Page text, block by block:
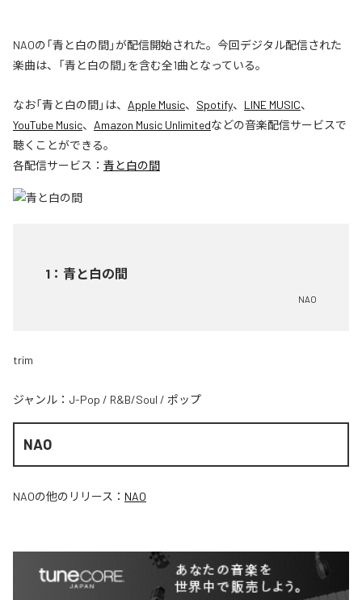
NAOの「青と白の間」が配信開始された。今回デジタル配信された
楽曲は、「青と白の間」を含む全1曲となっている。
なお「青と白の間」は、 Apple Music、 Spotify、 LINE MUSIC、
YouTube Music、 Amazon Music Unlimitedなどの音楽配信サービスで
聴くことができる。
各配信サービス： 青と白の間
1 ： 青と白の間
NAO
trim
ジャンル： J-Pop / R&B/Soul / ポップ
NAO
NAOの他のリリース： NAO